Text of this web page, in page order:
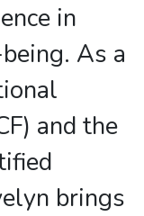
in
As a
and the
brings